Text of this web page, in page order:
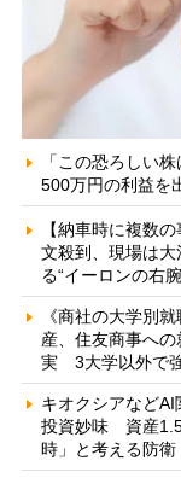
「この恐ろしい
500万円の利益を
【納車時に複数
文殺到、現場は
る“イーロンの右
《商社の大学別
産、住友商事へ
実 3大学以外で
キオクシアなどAI
投資妙味 資産1.5
時」と考える防